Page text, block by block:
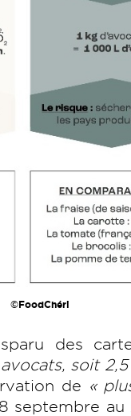
©FoodChéri
des
soit
de «
septembre